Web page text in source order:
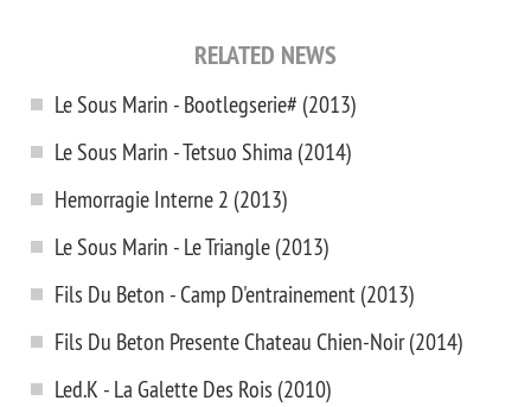
RELATED NEWS
Le Sous Marin - Bootlegserie# (2013)
Le Sous Marin - Tetsuo Shima (2014)
Hemorragie Interne 2 (2013)
Le Sous Marin - Le Triangle (2013)
Fils Du Beton - Camp D'entrainement (2013)
Fils Du Beton Presente Chateau Chien-Noir (2014)
Led.K - La Galette Des Rois (2010)